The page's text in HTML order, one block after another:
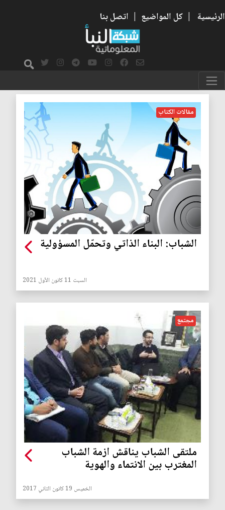
الرئيسية | كل المواضيع | اتصل بنا
الأسرة
مقالات الكتاب
الشباب: البناء الذاتي وتحمّل المسؤولية
السبت 11 كانون الأول 2021
مجتمع
ملتقى الشباب يناقش ازمة الشباب
المغترب بين الانتماء والهوية
الخميس 19 كانون الثاني 2017